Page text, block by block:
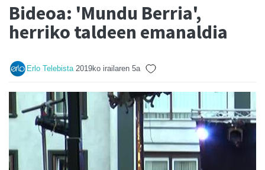
Bideoa: 'Mundu Berria',
herriko taldeen emanaldia
Erlo Telebista 2019ko irailaren 5a